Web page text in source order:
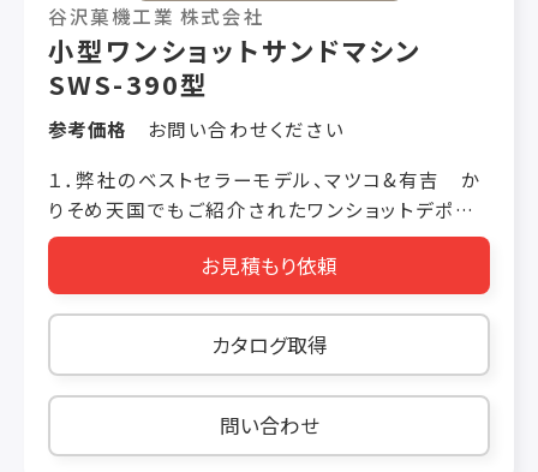
谷沢菓機工業 株式会社
小型ワンショットサンドマシン
SWS-390型
参考価格
お問い合わせください
１．弊社のベストセラーモデル、マツコ&有吉 か
りそめ天国でもご紹介されたワンショットデポジ
ッターにサンド機能をプラス。よりマルチに活躍可
能な高機能ワンショットデポジッターです。 ２．高
機能とはいえ作りはシンプル。サンド以外にも通
常のワンショットデポジッターとしてモールド充
填にもお使い頂けます。 ３．タッチパネル操作に
よりモード切替えが簡単です。また充填量やコン
ベアスピード等、設定が細かく可能で、最大99種
類のレシピ登録ができます。 ４．各部品もワンタッ
お見積もり依頼
カタログ取得
問い合わせ